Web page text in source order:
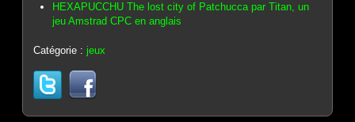
HEXAPUCCHU The lost city of Patchucca par Titan, un
jeu Amstrad CPC en anglais
Catégorie :jeux